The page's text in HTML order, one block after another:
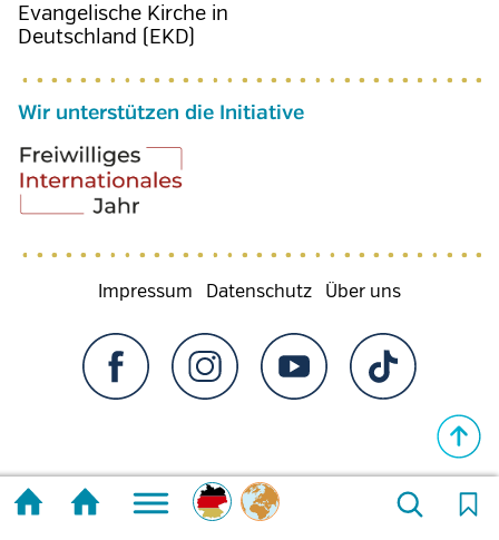
Evangelische Kirche in
Deutschland (EKD)
Wir unterstützen die Initiative
Fußzeilenmenü
Impressum Datenschutz Über uns